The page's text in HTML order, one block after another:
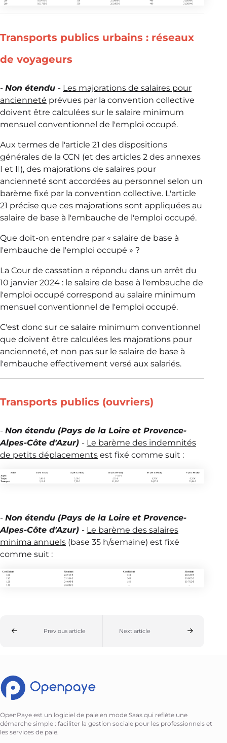
Transports publics urbains : réseaux
de voyageurs
- Non étendu - Les majorations de salaires pour
ancienneté prévues par la convention collective
doivent être calculées sur le salaire minimum
mensuel conventionnel de l'emploi occupé.
Aux termes de l'article 21 des dispositions
générales de la CCN (et des articles 2 des annexes
I et II), des majorations de salaires pour
ancienneté sont accordées au personnel selon un
barème fixé par la convention collective. L'article
21 précise que ces majorations sont appliquées au
salaire de base à l'embauche de l'emploi occupé.
Que doit-on entendre par « salaire de base à
l'embauche de l'emploi occupé » ?
La Cour de cassation a répondu dans un arrêt du
10 janvier 2024 : le salaire de base à l'embauche de
l'emploi occupé correspond au salaire minimum
mensuel conventionnel de l'emploi occupé.
C'est donc sur ce salaire minimum conventionnel
que doivent être calculées les majorations pour
ancienneté, et non pas sur le salaire de base à
l'embauche effectivement versé aux salariés.
Transports publics (ouvriers)
- Non étendu (Pays de la Loire et Provence-
Alpes-Côte d'Azur) - Le barème des indemnités
de petits déplacements est fixé comme suit :
- Non étendu (Pays de la Loire et Provence-
Alpes-Côte d'Azur) - Le barème des salaires
minima annuels (base 35 h/semaine) est fixé
comme suit :
Previous article Next article
OpenPaye est un logiciel de paie en mode Saas qui reflète une
démarche simple : faciliter la gestion sociale pour les professionnels et
les services de paie.